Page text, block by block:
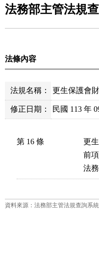
法務部主管法規
法條內容
法規名稱： 更生保護會
修正日期： 民國 113 年
第 16 條
更
前
資料來源：法務部主管法規查詢系統